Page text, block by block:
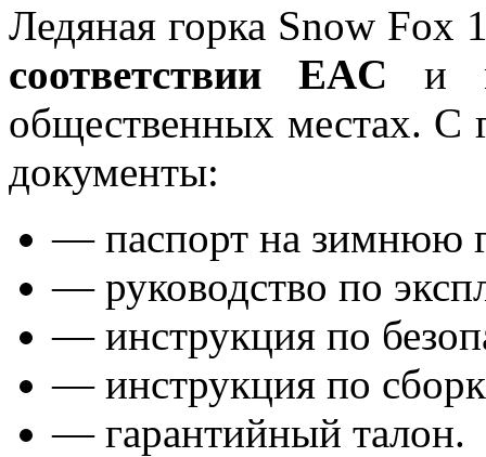
Ледяная горка Snow Fox
соответствии EAC и
общественных местах. С
документы:
— паспорт на зимнюю
— руководство по
— инструкция по
— инструкция по
— гарантийный талон.